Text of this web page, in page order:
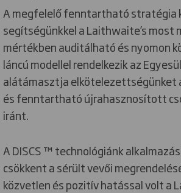
A megfelelő fenntartható stratégia
segítségünkkel a Laithwaite’s most
mértékben auditálható és nyomon
láncú modellel rendelkezik az
alátámasztja elkötelezettségünket
és fenntartható újrahasznosított
iránt.
A DISCS ™ technológiánk
csökkent a sérült vevői
közvetlen és pozitív hatással volt a